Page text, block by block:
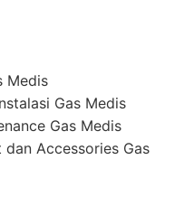
Medis
Gas Medis
Gas Medis
Accessories Gas